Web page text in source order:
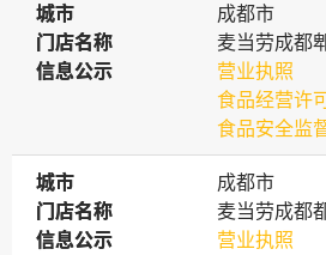
城市
城市
成都市
门店名称
门店名称
麦当劳成都
信息公示
信息公示
营业执照
食品经营许
食品安全监
城市
城市
成都市
门店名称
门店名称
麦当劳成都
信息公示
信息公示
营业执照